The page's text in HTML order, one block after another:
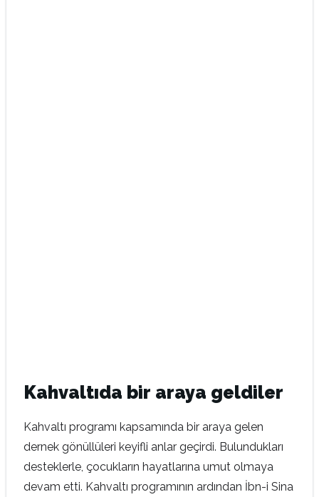
Kahvaltıda bir araya geldiler
Kahvaltı programı kapsamında bir araya gelen
dernek gönüllüleri keyifli anlar geçirdi. Bulundukları
desteklerle, çocukların hayatlarına umut olmaya
devam etti. Kahvaltı programının ardından İbn-i Sina